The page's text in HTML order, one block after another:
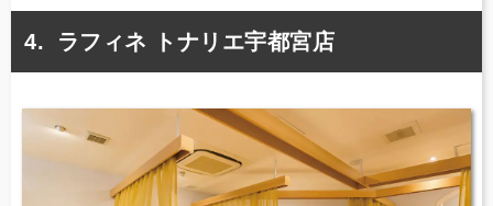
ラフィネ トナリエ宇都宮店